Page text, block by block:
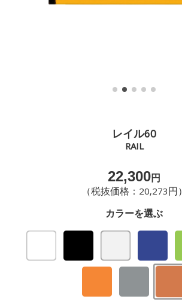
レイル60
RAIL
22,300円
（税抜価格：20,273円）
カラーを選ぶ